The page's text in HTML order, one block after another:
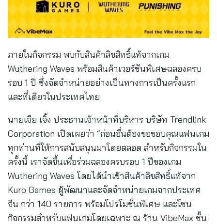
ภายในกิจกรรม พบกับสินค้าลิขสิทธิ์แท้จากเกม
Wuthering Waves พร้อมสินค้าเวอร์ชันพิเศษฉลองครบ
รอบ 1 ปี ซึ่งจัดจำหน่ายอย่างเป็นทางการเป็นครั้งแรก
และที่เดียวในประเทศไทย
นายเจีย เจิ้ง ประธานเจ้าหน้าที่บริหาร บริษัท Trendlink
Corporation เปิดเผยว่า “ก่อนอื่นต้องขอขอบคุณแฟนเกม
ทุกท่านที่ให้การสนับสนุนมาโดยตลอด สำหรับกิจกรรมใน
ครั้งนี้ เราจัดขึ้นเพื่อร่วมฉลองครบรอบ 1 ปีของเกม
Wuthering Waves โดยได้นำเข้าสินค้าลิขสิทธิ์แท้จาก
Kuro Games ผู้พัฒนาและจัดจำหน่ายเกมจากประเทศ
จีน กว่า 140 รายการ พร้อมโปรโมชั่นพิเศษ และโซน
กิจกรรมสำหรับแฟนเกมโดยเฉพาะ ณ ร้าน VibeMax ชั้น